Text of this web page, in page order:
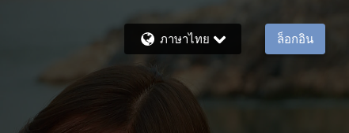
ภาษาไทย ล็อกอิน